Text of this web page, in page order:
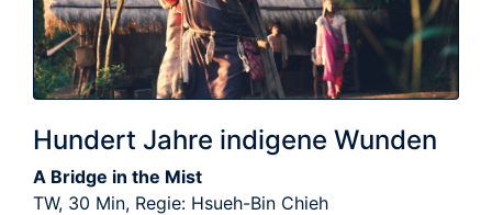
Hundert Jahre indigene Wunden
A Bridge in the Mist
TW, 30 Min, Regie: Hsueh-Bin Chieh